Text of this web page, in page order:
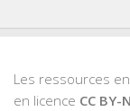
Les ressources
en licence CC BY-